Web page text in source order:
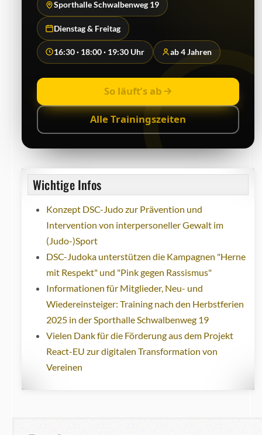
Sporthalle Schwalbenweg 19
Dienstag & Freitag
16:30 · 18:00 · 19:30 Uhr ab 4 Jahren
So läuft’s ab
Alle Trainingszeiten
Wichtige Infos
Konzept DSC-Judo zur Prävention und
Intervention von interpersoneller Gewalt im
(Judo-)Sport
DSC-Judoka unterstützen die Kampagnen "Herne
mit Respekt" und "Pink gegen Rassismus"
Informationen für Mitglieder, Neu- und
Wiedereinsteiger: Training nach den Herbstferien
2025 in der Sporthalle Schwalbenweg 19
Vielen Dank für die Förderung aus dem Projekt
React-EU zur digitalen Transformation von
Vereinen